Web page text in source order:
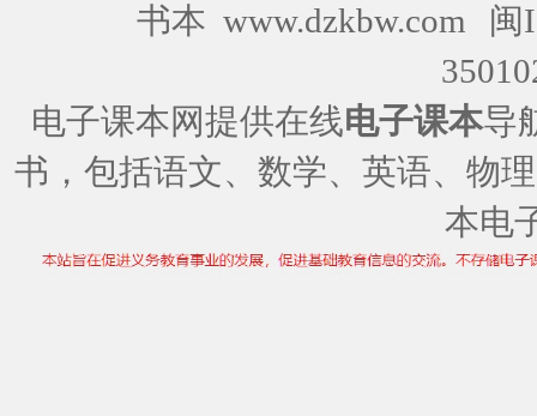
书本 www.dzkbw.com
闽
电子课本网提供在线电子课本导
书，包括语文、数学、英语、物
本电